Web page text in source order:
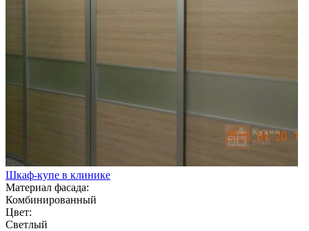
Шкаф-купе в клинике
Материал фасада:
Комбинированный
Цвет:
Светлый